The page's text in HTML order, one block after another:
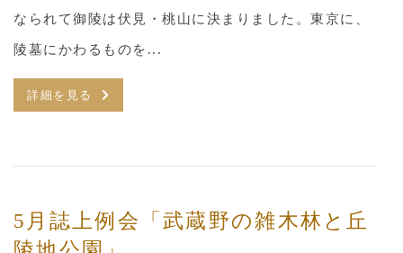
なられて御陵は伏見・桃山に決まりました。東京に、
陵墓にかわるものを...
詳細を見る
5月誌上例会「武蔵野の雑木林と丘